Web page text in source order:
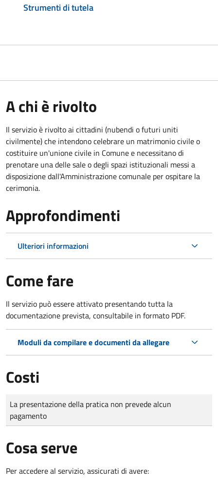
Strumenti di tutela
A chi è rivolto
Il servizio è rivolto ai cittadini (nubendi o futuri uniti
civilmente) che intendono celebrare un matrimonio civile o
costituire un'unione civile in Comune e necessitano di
prenotare una delle sale o degli spazi istituzionali messi a
disposizione dall'Amministrazione comunale per ospitare la
cerimonia.
Approfondimenti
Ulteriori informazioni
Come fare
Il servizio può essere attivato presentando tutta la
documentazione prevista, consultabile in formato PDF.
Moduli da compilare e documenti da allegare
Costi
Tipo di pagamento
Importo
La presentazione della pratica non prevede alcun
pagamento
Cosa serve
Per accedere al servizio, assicurati di avere: